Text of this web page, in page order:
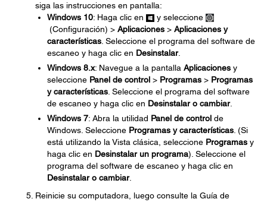
siga las instrucciones en pantalla:
Windows 10: Haga clic en
y seleccione
(Configuración) > Aplicaciones > Aplicaciones y
características . Seleccione el programa del software de
escaneo y haga clic en Desinstalar.
Windows 8.x: Navegue a la pantalla Aplicaciones y
seleccione Panel de control > Programas > Programas
y características . Seleccione el programa del software
de escaneo y haga clic en Desinstalar o cambiar.
Windows 7: Abra la utilidad Panel de control de
Windows. Seleccione Programas y características . (Si
está utilizando la Vista clásica, seleccione Programas y
haga clic en Desinstalar un programa). Seleccione el
programa del software de escaneo y haga clic en
Desinstalar o cambiar.
Reinicie su computadora, luego consulte la Guía de